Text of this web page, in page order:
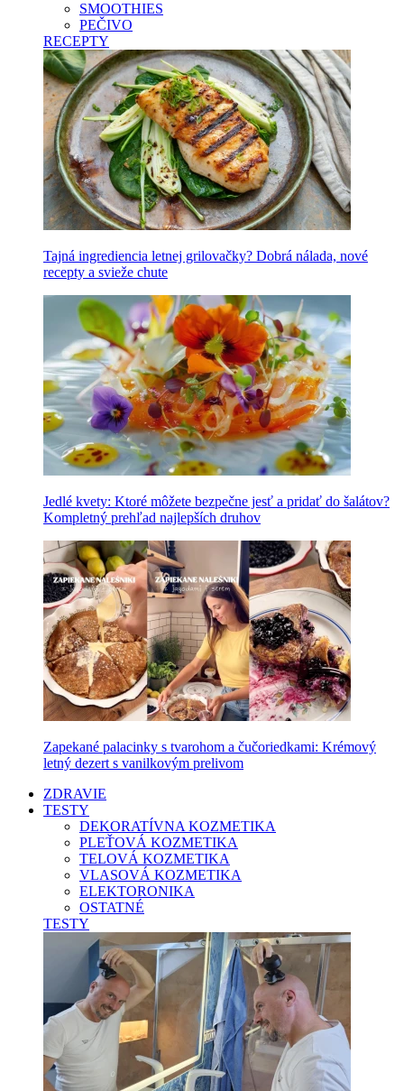
SMOOTHIES
PEČIVO
RECEPTY
Tajná ingrediencia letnej grilovačky? Dobrá nálada, nové
recepty a svieže chute
Jedlé kvety: Ktoré môžete bezpečne jesť a pridať do šalátov?
Kompletný prehľad najlepších druhov
Zapekané palacinky s tvarohom a čučoriedkami: Krémový
letný dezert s vanilkovým prelivom
ZDRAVIE
TESTY
DEKORATÍVNA KOZMETIKA
PLEŤOVÁ KOZMETIKA
TELOVÁ KOZMETIKA
VLASOVÁ KOZMETIKA
ELEKTORONIKA
OSTATNÉ
TESTY